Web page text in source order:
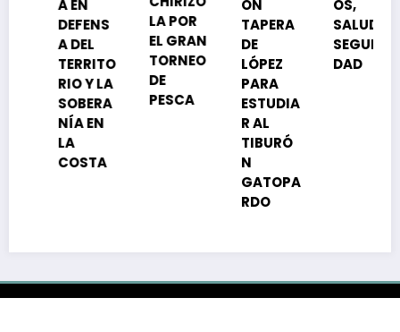
LA POR
EL GRAN
TORNEO
DE
PESCA
ON
TAPERA
DE
LÓPEZ
PARA
ESTUDIA
OS,
SALUD Y
SEGURI
DAD
ERÍA
A